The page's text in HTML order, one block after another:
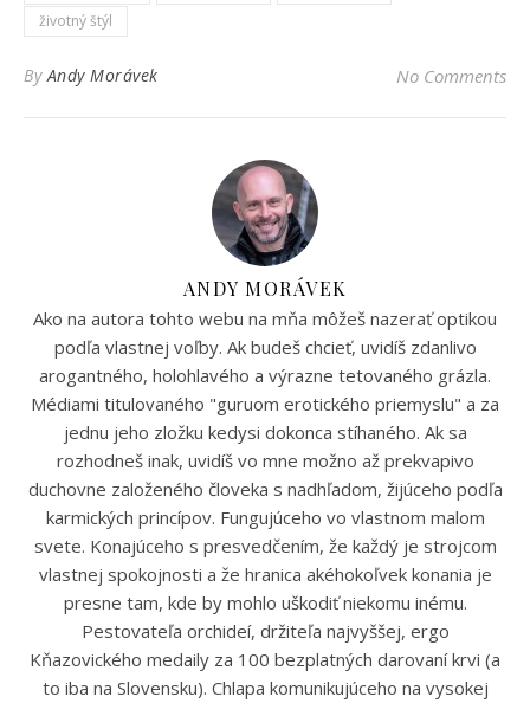
životný štýl
ByAndy Morávek No Comments
ANDY MORÁVEK
Ako na autora tohto webu na mňa môžeš nazerať optikou
podľa vlastnej voľby. Ak budeš chcieť, uvidíš zdanlivo
arogantného, holohlavého a výrazne tetovaného grázla.
Médiami titulovaného "guruom erotického priemyslu" a za
jednu jeho zložku kedysi dokonca stíhaného. Ak sa
rozhodneš inak, uvidíš vo mne možno až prekvapivo
duchovne založeného človeka s nadhľadom, žijúceho podľa
karmických princípov. Fungujúceho vo vlastnom malom
svete. Konajúceho s presvedčením, že každý je strojcom
vlastnej spokojnosti a že hranica akéhokoľvek konania je
presne tam, kde by mohlo uškodiť niekomu inému.
Pestovateľa orchideí, držiteľa najvyššej, ergo
Kňazovického medaily za 100 bezplatných darovaní krvi (a
to iba na Slovensku). Chlapa komunikujúceho na vysokej